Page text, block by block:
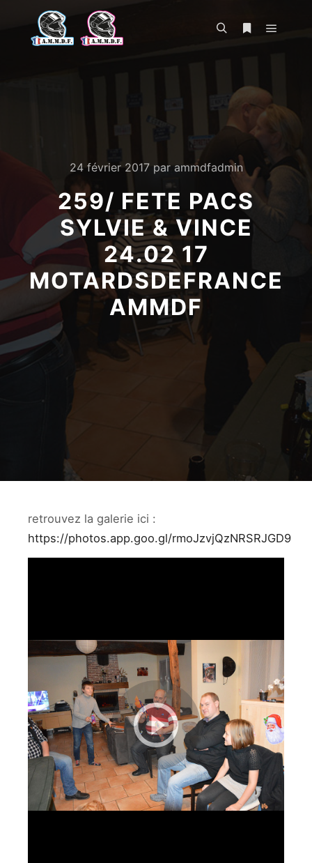
24 février 2017par ammdfadmin
259/ FETE PACS
SYLVIE & VINCE
24.02 17
MOTARDSDEFRANCE
AMMDF
retrouvez la galerie ici :
https://photos.app.goo.gl/rmoJzvjQzNRSRJGD9